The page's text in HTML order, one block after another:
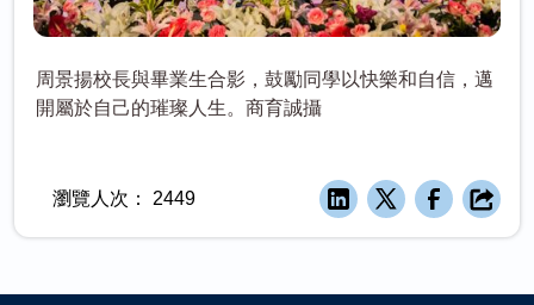
周景揚校長與畢業生合影，鼓勵同學以快樂和自信，邁
開屬於自己的璀璨人生。商育誠攝
瀏覽人次： 2449